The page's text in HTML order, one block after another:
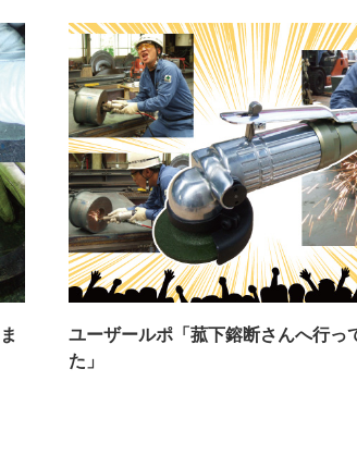
ユーザールポ「菰下鎔断さんへ行っ
た」